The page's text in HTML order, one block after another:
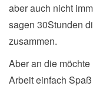
aber auch nicht
sagen 30Stunden
zusammen.
Aber an die
Arbeit einfach